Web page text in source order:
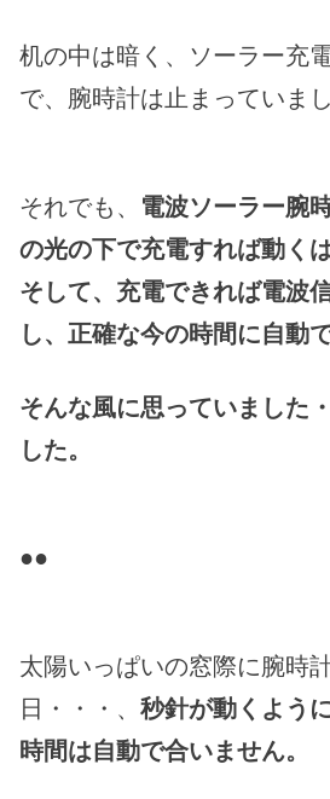
机の中は暗く、ソーラー充
で、腕時計は止まっていまし
それでも、 電波ソーラー腕
の光の下で充電すれば動くは
そして、充電できれば電波
し、正確な今の時間に自動
そんな風に思っていました
した。
●●
太陽いっぱいの窓際に腕時
日・・・、秒針が動くよう
時間は自動で合いません。